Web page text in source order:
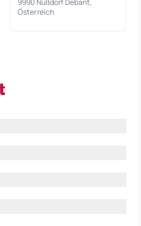
9990 Nußdorf Debant,
Österreich